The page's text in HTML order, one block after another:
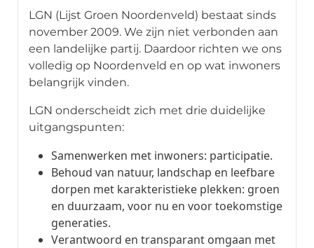
LGN (Lijst Groen Noordenveld) bestaat sinds
november 2009. We zijn niet verbonden aan
een landelijke partij. Daardoor richten we ons
volledig op Noordenveld en op wat inwoners
belangrijk vinden.
LGN onderscheidt zich met drie duidelijke
uitgangspunten:
Samenwerken met inwoners: participatie.
Behoud van natuur, landschap en leefbare
dorpen met karakteristieke plekken: groen
en duurzaam, voor nu en voor toekomstige
generaties.
Verantwoord en transparant omgaan met